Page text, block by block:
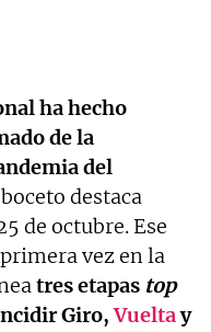
ha hecho
de la
del
destaca
de octubre. Ese
vez en la
tres etapas top
Giro,Vueltay